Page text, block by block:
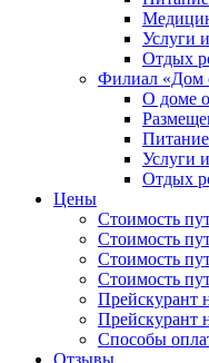
Услуги
Отдых
Филиал «Дом
О доме
Питание
Услуги
Отдых
Цены
Стоимость
Стоимость
Стоимость
Стоимость
Прейскурант
Прейскурант
Способы
Отзывы